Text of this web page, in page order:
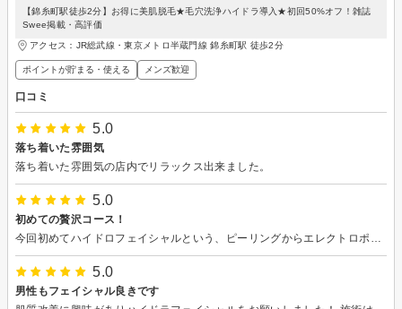
【錦糸町駅徒歩2分】お得に美肌脱毛★毛穴洗浄ハイドラ導入★初回50%オフ！雑誌
Swee掲載・高評価
アクセス：JR総武線・東京メトロ半蔵門線 錦糸町駅 徒歩2分
ポイントが貯まる・使える メンズ歓迎
口コミ
5.0
落ち着いた雰囲気
落ち着いた雰囲気の店内でリラックス出来ました。
5.0
初めての贅沢コース！
5.0
男性もフェイシャル良きです